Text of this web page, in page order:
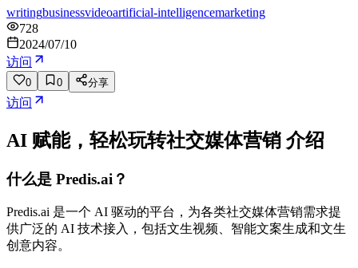
writingbusinessvideoartificial-intelligencemarketing
728
2024/07/10
访问
0 0 分享
访问
AI 赋能，轻松玩转社交媒体营销 介绍
什么是 Predis.ai？
Predis.ai 是一个 AI 驱动的平台，为各类社交媒体营销需求提
供广泛的 AI 技术接入，包括文生视频、智能文案生成和文生
创意内容。